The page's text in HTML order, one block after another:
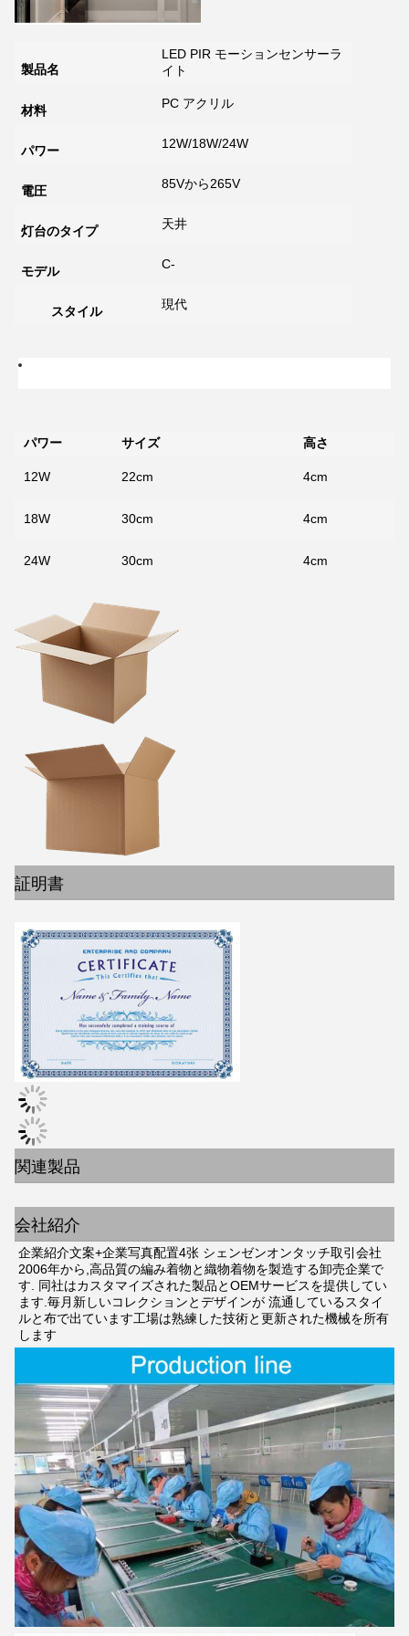
製品名
LED PIR モーションセンサーラ
イト
材料 PC アクリル
パワー 12W/18W/24W
電圧 85Vから265V
灯台のタイプ 天井
モデル C-
スタイル 現代
パワー サイズ 高さ
12W 22cm 4cm
18W 30cm 4cm
24W 30cm 4cm
証明書
関連製品
会社紹介
企業紹介文案+企業写真配置4张 シェンゼンオンタッチ取引会社
2006年から,高品質の編み着物と織物着物を製造する卸売企業で
す. 同社はカスタマイズされた製品とOEMサービスを提供してい
ます.毎月新しいコレクションとデザインが 流通しているスタイ
ルと布で出ています工場は熟練した技術と更新された機械を所有
します